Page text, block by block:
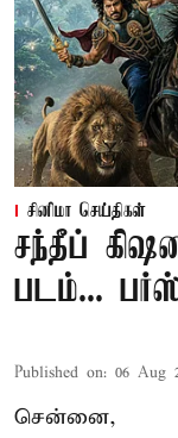
சினிமா செய்திகள்
சந்தீப்
படம்...
Published on: 06 Aug
சென்னை,